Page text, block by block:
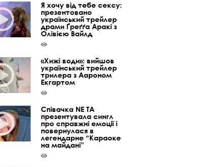
Я хочу від тебе сексу:
презентовано
український трейлер
драми Ґреґґа Аракі з
Олівією Вайлд
«Хижі води»: вийшов
український трейлер
трилера з Аароном
Екгартом
Співачка NE TA
презентувала сингл
про справжні емоції і
повернулася в
легендарне “Караоке
на майдані”